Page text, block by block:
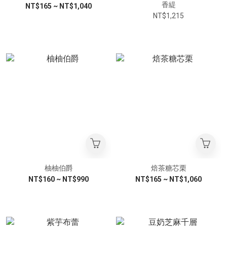
NT$165 ~ NT$1,040
香緹
NT$1,215
柚柚伯爵
NT$160 ~ NT$990
焙茶糖芯栗
NT$165 ~ NT$1,060